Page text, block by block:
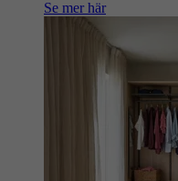
Se mer här